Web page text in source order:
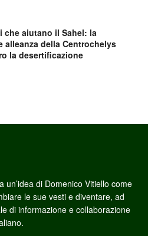
che aiutano il Sahel: la
alleanza della Centrochelys
la desertificazione
un’idea di Domenico Vitiello come
le sue vesti e diventare, ad
di informazione e collaborazione